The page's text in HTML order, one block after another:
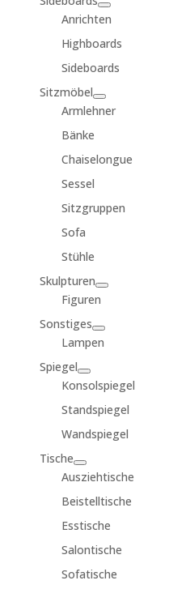
Anrichten
Highboards
Sideboards
Sitzmöbel
Armlehner
Bänke
Chaiselongue
Sessel
Sitzgruppen
Sofa
Stühle
Skulpturen
Figuren
Sonstiges
Lampen
Spiegel
Konsolspiegel
Standspiegel
Wandspiegel
Tische
Ausziehtische
Beistelltische
Esstische
Salontische
Sofatische